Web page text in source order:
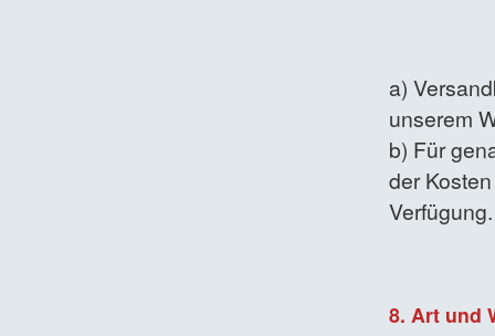
a)
unserem
b) Für
der
Verfügung.
8. Art und